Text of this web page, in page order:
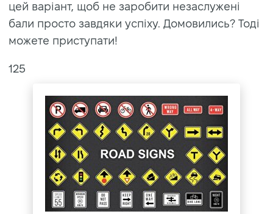
цей варіант, щоб не заробити незаслужені
бали просто завдяки успіху. Домовились? Тоді
можете приступати!
125